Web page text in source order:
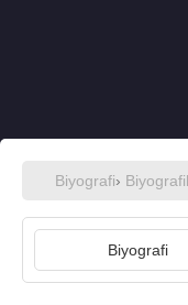
Biyografi›
Biyografi